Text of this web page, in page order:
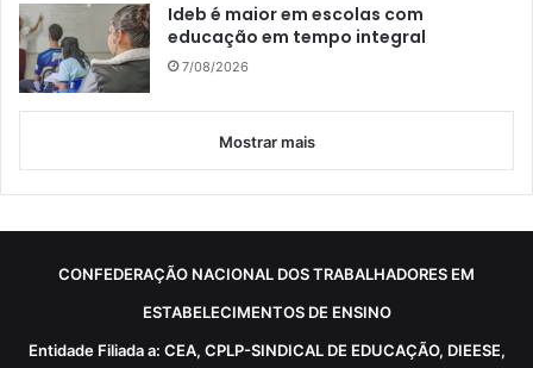
Ideb é maior em escolas com
educação em tempo integral
7/08/2026
Mostrar mais
CONFEDERAÇÃO NACIONAL DOS TRABALHADORES EM
ESTABELECIMENTOS DE ENSINO
Entidade Filiada a: CEA, CPLP-SINDICAL DE EDUCAÇÃO, DIEESE,